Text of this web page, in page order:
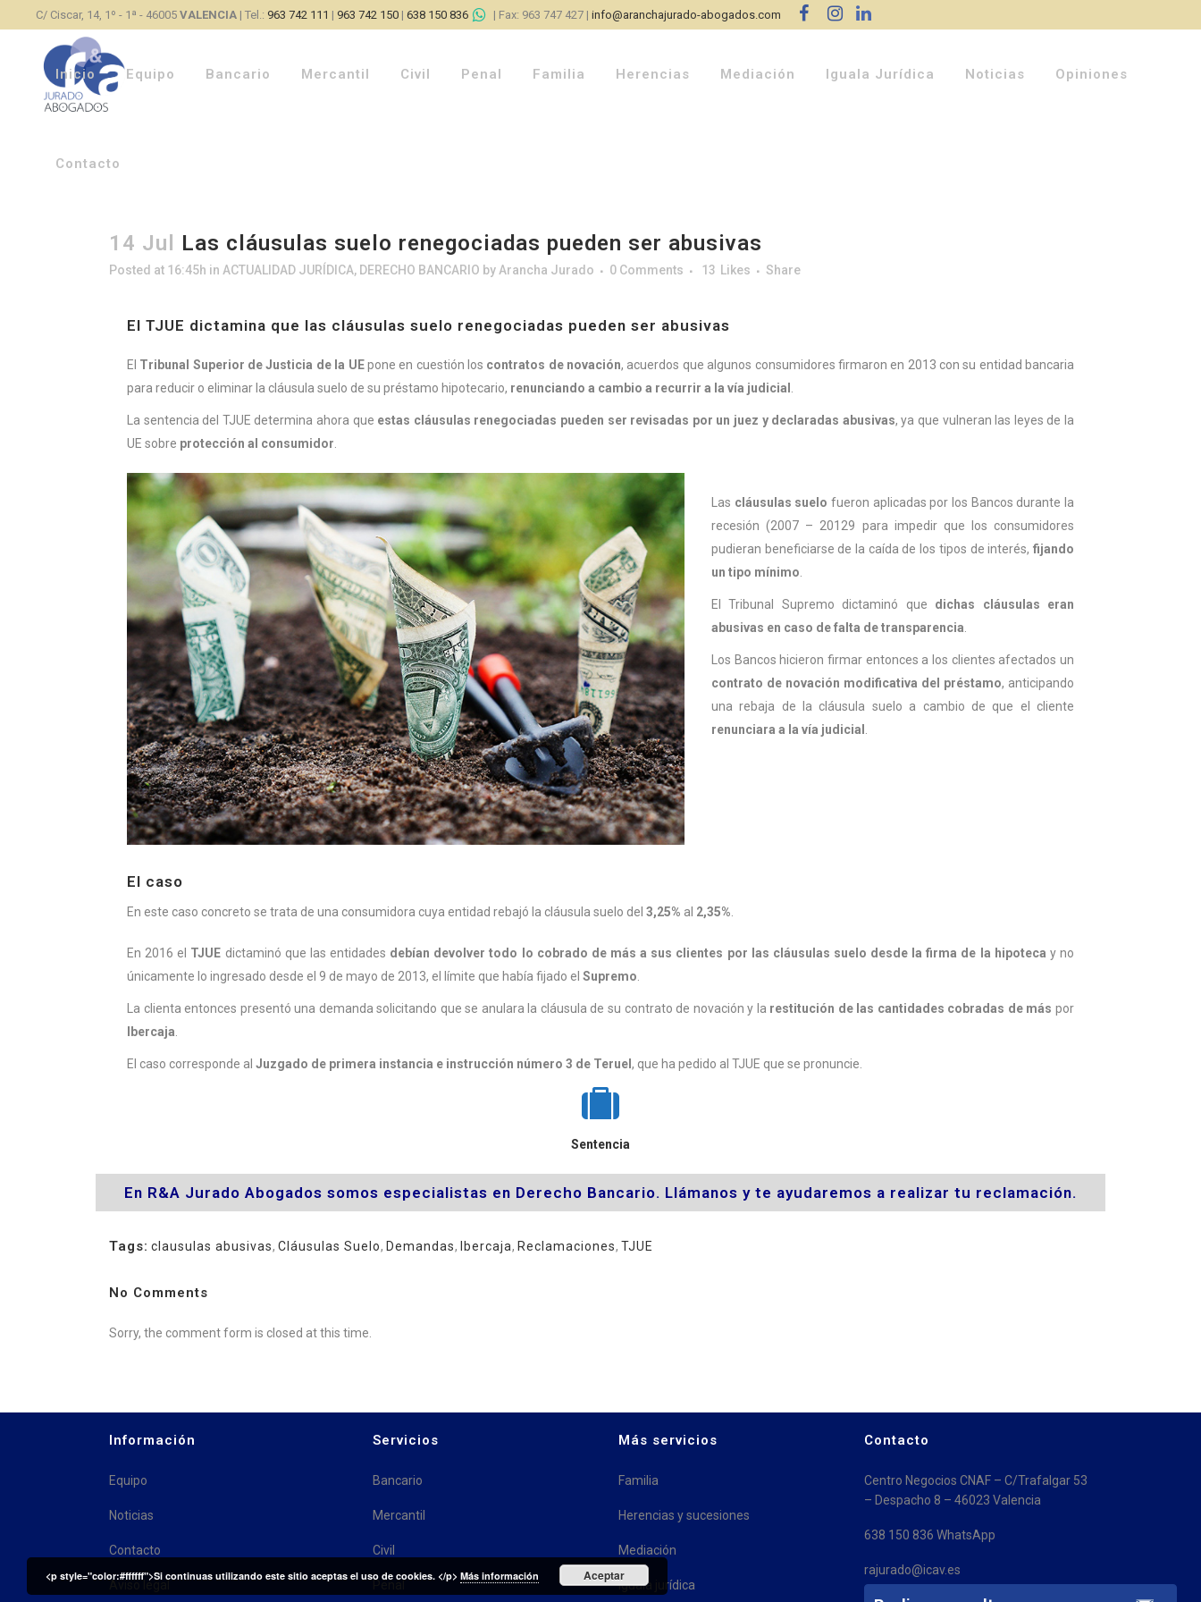
C/ Ciscar, 14, 1º - 1ª - 46005VALENCIA | Tel.: 963 742 111 | 963 742 150 |638 150 836 | Fax: 963 747 427 |info@aranchajurado-abogados.com
Inicio Equipo Bancario Mercantil Civil Penal Familia Herencias Mediación Iguala Jurídica Noticias Opiniones
Contacto
14 Jul Las cláusulas suelo renegociadas pueden ser abusivas
Posted at 16:45h in ACTUALIDAD JURÍDICA, DERECHO BANCARIO by Arancha Jurado 0 Comments 13 Likes Share
El TJUE dictamina que las cláusulas suelo renegociadas pueden ser abusivas
El Tribunal Superior de Justicia de la UEpone en cuestión los contratos de novación, acuerdos que algunos consumidores firmaron en 2013 con su entidad bancaria
para reducir o eliminar la cláusula suelo de su préstamo hipotecario, renunciando a cambio a recurrir a la vía judicial
La sentencia del TJUE determina ahora que estas cláusulas renegociadas pueden ser revisadas por un juez y declaradas abusivas, ya que vulneran las leyes de la
UE sobre protección al consumidor
Las cláusulas suelo fueron aplicadas por los Bancos durante la
recesión (2007 – 20129 para impedir que los consumidores
pudieran beneficiarse de la caída de los tipos de interés, fijando
un tipo mínimo
El Tribunal Supremo dictaminó que dichas cláusulas eran
abusivas en caso de falta de transparencia
Los Bancos hicieron firmar entonces a los clientes afectados un
contrato de novación modificativa del préstamo, anticipando
una rebaja de la cláusula suelo a cambio de que el cliente
renunciara a la vía judicial
El caso
En este caso concreto se trata de una consumidora cuya entidad rebajó la cláusula suelo del 3,25% al 2,35%
En 2016 el TJUE dictaminó que las entidades debían devolver todo lo cobrado de más a sus clientes por las cláusulas suelo desde la firma de la hipoteca y no
únicamente lo ingresado desde el 9 de mayo de 2013, el límite que había fijado el Supremo
La clienta entonces presentó una demanda solicitando que se anulara la cláusula de su contrato de novación y la restitución de las cantidades cobradas de más por
Ibercaja
El caso corresponde al Juzgado de primera instancia e instrucción número 3 de Teruel , que ha pedido al TJUE que se pronuncie.
Sentencia
En R&A Jurado Abogados somos especialistas en Derecho Bancario. Llámanos y te ayudaremos a realizar tu reclamación.
Tags: clausulas abusivas, Cláusulas Suelo, Demandas, Ibercaja, Reclamaciones, TJUE
No Comments
Sorry, the comment form is closed at this time.
Información
Equipo
Noticias
Contacto
Aviso legal
Servicios
Bancario
Mercantil
Civil
Más servicios
Familia
Herencias y sucesiones
Mediación
Iguala jurídica
Contacto
Centro Negocios CNAF – C/Trafalgar 53
– Despacho 8 – 46023 Valencia
638 150 836 WhatsApp
rajurado@icav.es
<p style="color:#ffffff">Si continuas utilizando este sitio aceptas el uso de cookies. </p> Más información Aceptar